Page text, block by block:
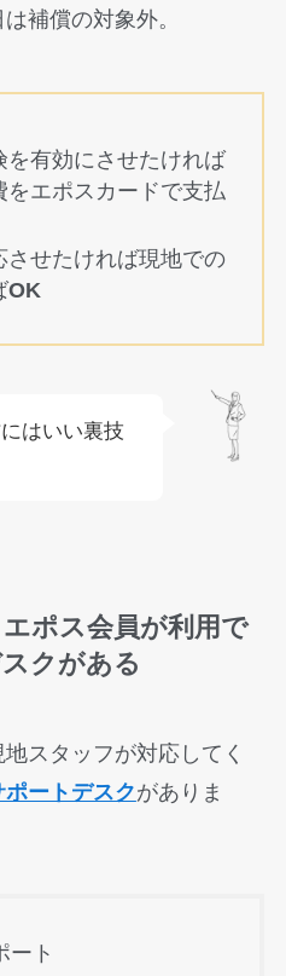
補償の対象外。
を有効にさせたければ
をエポスカードで支払
させたければ現地での
OK
はいい裏技
ポス会員が利用で
クがある
スタッフが対応してく
ートデスクがありま
ート